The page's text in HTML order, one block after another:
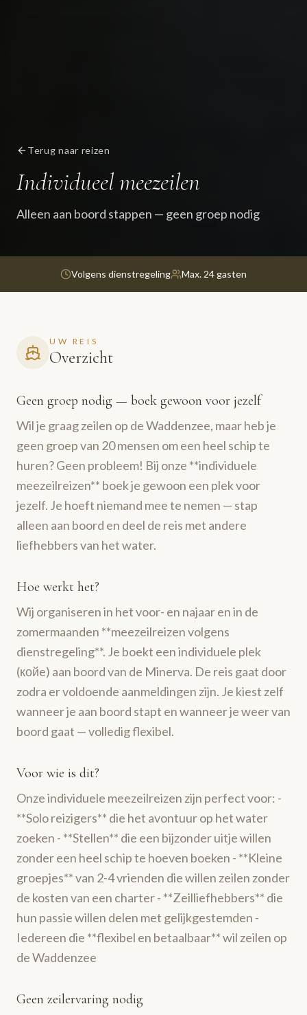
Terug naar reizen
Individueel meezeilen
Alleen aan boord stappen — geen groep nodig
Volgens dienstregeling Max. 24 gasten
UW REIS
Overzicht
Geen groep nodig — boek gewoon voor jezelf
Wil je graag zeilen op de Waddenzee, maar heb je
geen groep van 20 mensen om een heel schip te
huren? Geen probleem! Bij onze **individuele
meezeilreizen** boek je gewoon een plek voor
jezelf. Je hoeft niemand mee te nemen — stap
alleen aan boord en deel de reis met andere
liefhebbers van het water.
Hoe werkt het?
Wij organiseren in het voor- en najaar en in de
zomermaanden **meezeilreizen volgens
dienstregeling**. Je boekt een individuele plek
(койe) aan boord van de Minerva. De reis gaat door
zodra er voldoende aanmeldingen zijn. Je kiest zelf
wanneer je aan boord stapt en wanneer je weer van
boord gaat — volledig flexibel.
Voor wie is dit?
Onze individuele meezeilreizen zijn perfect voor: -
**Solo reizigers** die het avontuur op het water
zoeken - **Stellen** die een bijzonder uitje willen
zonder een heel schip te hoeven boeken - **Kleine
groepjes** van 2-4 vrienden die willen zeilen zonder
de kosten van een charter - **Zeilliefhebbers** die
hun passie willen delen met gelijkgestemden -
Iedereen die **flexibel en betaalbaar** wil zeilen op
de Waddenzee
Geen zeilervaring nodig